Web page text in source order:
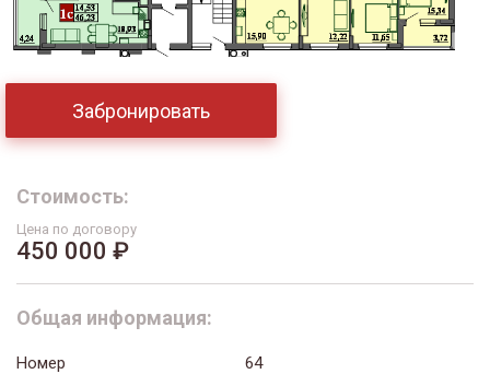
Забронировать
Стоимость:
Цена по договору
450 000 ₽
Общая информация:
Номер
64